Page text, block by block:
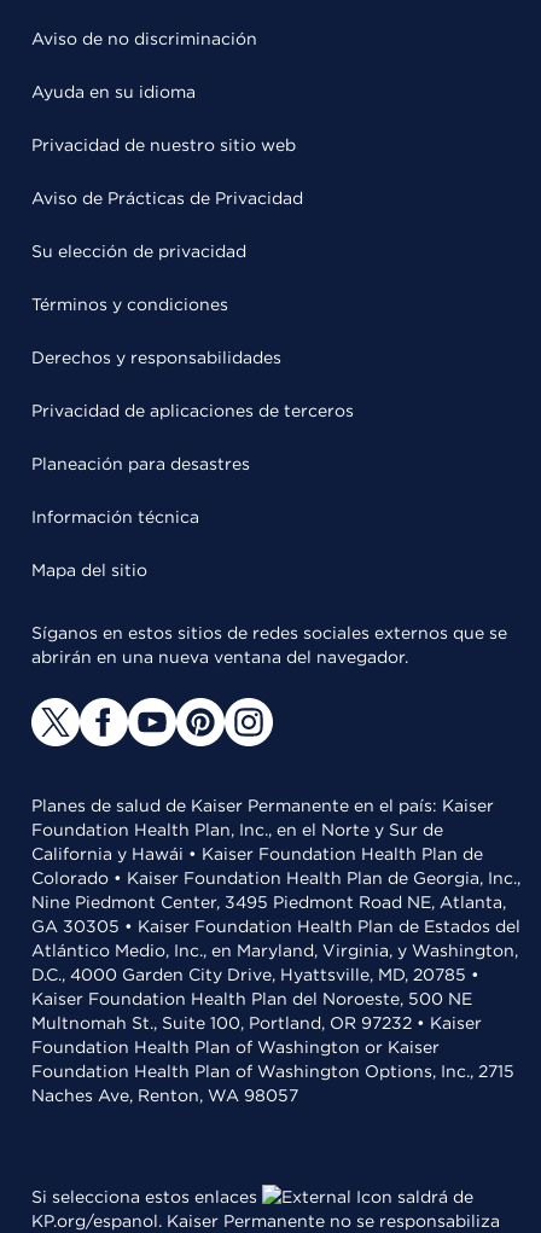
Aviso de no discriminación
Ayuda en su idioma
Privacidad de nuestro sitio web
Aviso de Prácticas de Privacidad
Su elección de privacidad
Términos y condiciones
Derechos y responsabilidades
Privacidad de aplicaciones de terceros
Planeación para desastres
Información técnica
Mapa del sitio
Síganos en estos sitios de redes sociales externos que se
abrirán en una nueva ventana del navegador.
Planes de salud de Kaiser Permanente en el país: Kaiser
Foundation Health Plan, Inc., en el Norte y Sur de
California y Hawái • Kaiser Foundation Health Plan de
Colorado • Kaiser Foundation Health Plan de Georgia, Inc.,
Nine Piedmont Center, 3495 Piedmont Road NE, Atlanta,
GA 30305 • Kaiser Foundation Health Plan de Estados del
Atlántico Medio, Inc., en Maryland, Virginia, y Washington,
D.C., 4000 Garden City Drive, Hyattsville, MD, 20785 •
Kaiser Foundation Health Plan del Noroeste, 500 NE
Multnomah St., Suite 100, Portland, OR 97232 • Kaiser
Foundation Health Plan of Washington or Kaiser
Foundation Health Plan of Washington Options, Inc., 2715
Naches Ave, Renton, WA 98057
Si selecciona estos enlaces
saldrá de
KP.org/espanol. Kaiser Permanente no se responsabiliza